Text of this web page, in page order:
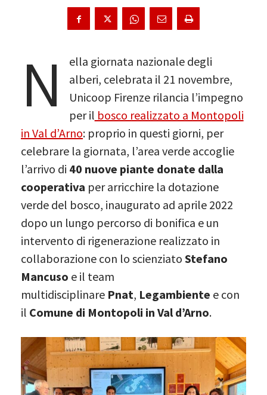
N
ella giornata nazionale degli
alberi, celebrata il 21 novembre,
Unicoop Firenze rilancia l’impegno
per il bosco realizzato a Montopoli
in Val d’Arno: proprio in questi giorni, per
celebrare la giornata, l’area verde accoglie
l’arrivo di 40 nuove piante donate dalla
cooperativa per arricchire la dotazione
verde del bosco, inaugurato ad aprile 2022
dopo un lungo percorso di bonifica e un
intervento di rigenerazione realizzato in
collaborazione con lo scienziato Stefano
Mancuso e il team
multidisciplinare Pnat, Legambiente e con
il Comune di Montopoli in Val d’Arno.